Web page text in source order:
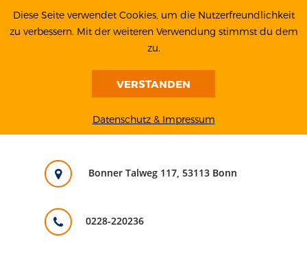
Bonner Talweg 117, 53113 Bonn
0228-220236
Diese Seite verwendet Cookies, um die Nutzerfreundlichkeit
zu verbessern. Mit der weiteren Verwendung stimmst du dem
zu.
VERSTANDEN
Datenschutz & Impressum